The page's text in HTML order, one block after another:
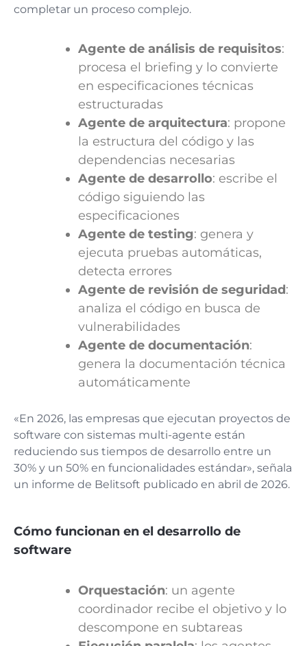
completar un proceso complejo.
Agente de análisis de requisitos:
procesa el briefing y lo convierte
en especificaciones técnicas
estructuradas
Agente de arquitectura: propone
la estructura del código y las
dependencias necesarias
Agente de desarrollo: escribe el
código siguiendo las
especificaciones
Agente de testing: genera y
ejecuta pruebas automáticas,
detecta errores
Agente de revisión de seguridad:
analiza el código en busca de
vulnerabilidades
Agente de documentación:
genera la documentación técnica
automáticamente
«En 2026, las empresas que ejecutan proyectos de
software con sistemas multi-agente están
reduciendo sus tiempos de desarrollo entre un
30% y un 50% en funcionalidades estándar», señala
un informe de Belitsoft publicado en abril de 2026.
Cómo funcionan en el desarrollo de
software
Orquestación: un agente
coordinador recibe el objetivo y lo
descompone en subtareas